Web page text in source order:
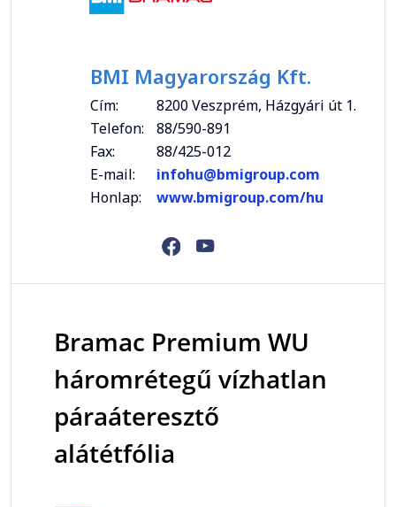
BMI Magyarország Kft.
Cím:
8200 Veszprém, Házgyári út 1.
Telefon:
88/590-891
Fax:
88/425-012
E-mail:
infohu@bmigroup.com
Honlap:
www.bmigroup.com/hu
Bramac Premium WU
háromrétegű vízhatlan
páraáteresztő
alátétfólia